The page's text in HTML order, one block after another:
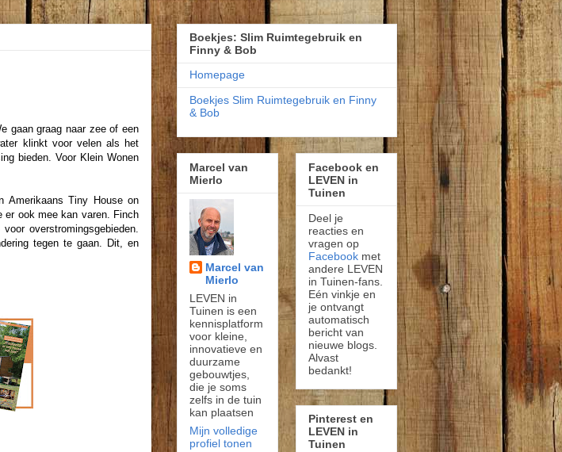
gaan graag naar zee of een
klinkt voor velen als het
bieden. Voor Klein Wonen
Amerikaans Tiny House on
er ook mee kan varen. Finch
overstromingsgebieden.
tegen te gaan. Dit, en
Boekjes: Slim Ruimtegebruik en
Finny & Bob
Homepage
Boekjes Slim Ruimtegebruik en Finny
& Bob
Marcel van
Mierlo
Marcel van
Mierlo
LEVEN in
Tuinen is een
kennisplatform
voor kleine,
innovatieve en
duurzame
gebouwtjes,
die je soms
zelfs in de tuin
kan plaatsen
Mijn volledige
profiel tonen
Facebook en
LEVEN in
Tuinen
Deel je
reacties en
vragen op
Facebook met
andere LEVEN
in Tuinen-fans.
Eén vinkje en
je ontvangt
automatisch
bericht van
nieuwe blogs.
Alvast
bedankt!
Pinterest en
LEVEN in
Tuinen